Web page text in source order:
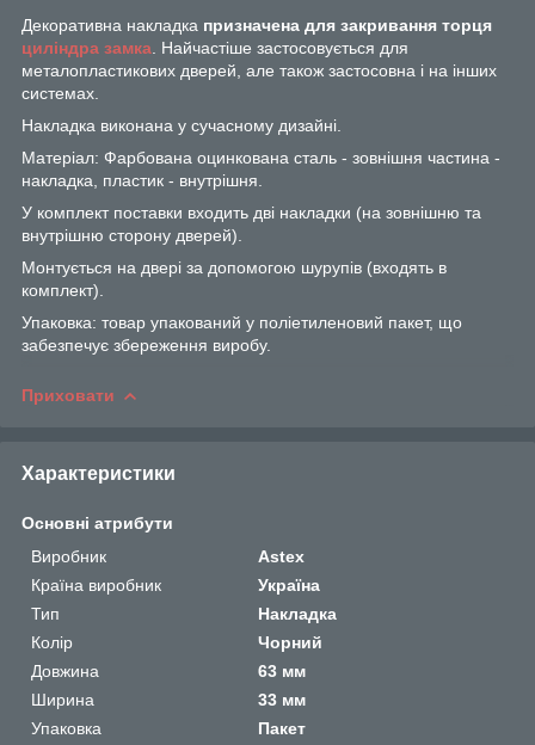
Декоративна накладка призначена для закривання торця
циліндра замка . Найчастіше застосовується для
металопластикових дверей, але також застосовна і на інших
системах.
Накладка виконана у сучасному дизайні.
Матеріал: Фарбована оцинкована сталь - зовнішня частина -
накладка, пластик - внутрішня.
У комплект поставки входить дві накладки (на зовнішню та
внутрішню сторону дверей).
Монтується на двері за допомогою шурупів (входять в
комплект).
Упаковка: товар упакований у поліетиленовий пакет, що
забезпечує збереження виробу.
Приховати
Характеристики
Основні атрибути
Виробник
Astex
Країна виробник
Україна
Тип
Накладка
Колір
Чорний
Довжина
63 мм
Ширина
33 мм
Упаковка
Пакет